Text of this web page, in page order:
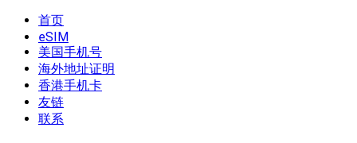
Skip
content
我是王掌柜
新闻酸菜馆|极客电台|自媒体联盟
首页
eSIM
美国手机号
海外地址证明
香港手机卡
友链
联系